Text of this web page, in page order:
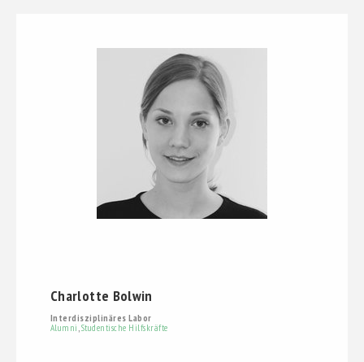
Charlotte Bolwin
Interdisziplinäres Labor
Alumni ,Studentische Hilfskräfte